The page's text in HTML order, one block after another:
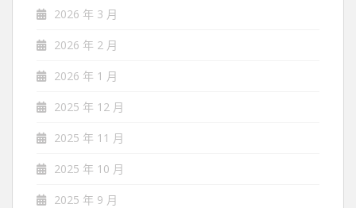
2026 年 3 月
2026 年 2 月
2026 年 1 月
2025 年 12 月
2025 年 11 月
2025 年 10 月
2025 年 9 月